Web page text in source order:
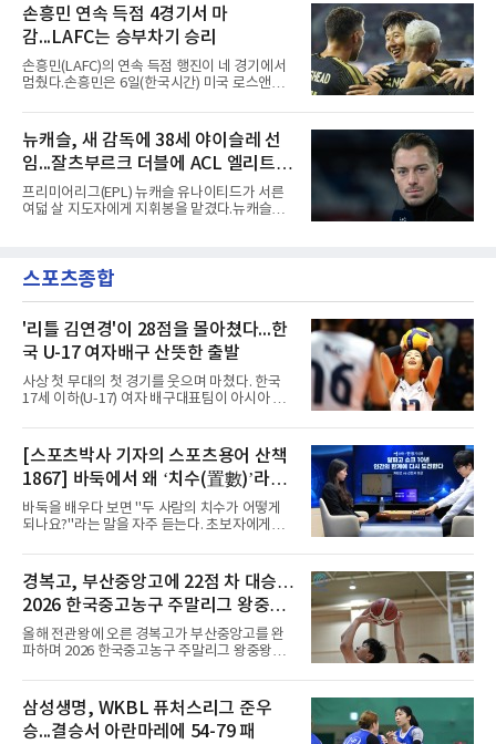
짧게 호흡을 맞춰 경기에 나선다.역할도 관심사
다. 유려한 탈압박과
원고 시절 주축으로 활약하며 지난해 전국고등
리그와 추계전국고등대회 우승에 기여했고, 올
해 연세대 진학 후에는 춘계한산대첩기대학대회
정상에 올랐다. 2024년에는 17세 이하(U-17) 대
표팀 훈련에도 소집됐다.김슬기는 입단하게 돼
기쁘고 영광이라며 프로 무대에서도 성장해 팀
손흥민 연속 득점 4경기서 마
감...LAFC는 승부차기 승리
손흥민(LAFC)의 연속 득점 행진이 네 경기에서
멈췄다.손흥민은 6일(한국시간) 미국 로스앤젤
컵 리그 페이즈 1차전 치바스 과달라하라(멕시
코)전에 선발 출전했으나 공격포인트 없이 후반
41분 타일러 보이드와 교체됐다. 이날 골을 넣었
다면 공식전 5경기 연속 득점이었다. 다만 메이
저리그사커(MLS)에서 이어온 4경기 연속골 기
록은 유지된다.경기는 팽팽했다. 전반 38분 다비
드 마르티네스의 땅볼 크로스를 드니 부앙가가
으로 골대 오른쪽 하단을 찔러 균형을 맞췄다.승
부는 승부차기로 갈렸다. LAFC는
뉴캐슬, 새 감독에 38세 야이슬레 선
임...잘츠부르크 더블에 ACL 엘리트 2
연패 경력
프리미어리그(EPL) 뉴캐슬 유나이티드가 서른
여덟 살 지도자에게 지휘봉을 맡겼다.뉴캐슬은
럽 축구계에서 가장 촉망받는 젊은 감독을 데려
왔다고 밝혔다.이력은 이른 나이에 쌓였다. 서른
사령탑에 올라 첫 시즌 리그와 컵대회를 동시에
제패했고, 구단 역사상 처음으로 팀을 유럽축구
연맹(UEFA) 챔피언스리그 토너먼트에 올린 뒤
리그 2연패도 달성했다.아시아에서도 성과를 냈
다. 2023년 사우디아라비아 알아흘리로 옮겨
2024-2025시즌과 2025-2026시즌
스포츠종합
'리틀 김연경'이 28점을 몰아쳤다...한
국 U-17 여자배구 산뜻한 출발
사상 첫 무대의 첫 경기를 웃으며 마쳤다. 한국
17세 이하(U-17) 여자 배구대표팀이 아시아 챔
전을 승리로 장식했다.이승여 감독이 이끄는 한
국은 7일(한국시간) 칠레 로스 안데스의 리세오
믹스토 체육관에서 열린 2026 국제배구연맹
(FIVB) U-17 여자 세계선수권대회 조별리그 D조
1차전에서 푸에르토리코를 3-1(25-10 25-23
19-25 26-24)로 이겼다.승리의 중심에는 '리틀
김연경'으로 불리는 아웃사이드 히터 손서연(선
다. 장수인이 11점, 최민주가 8점, 어민서가 7점
으로 힘을 보탰다.승점 3을 챙긴 한
[스포츠박사 기자의 스포츠용어 산책
1867] 바둑에서 왜 ‘치수(置數)’라고
말할까
바둑을 배우다 보면 "두 사람의 치수가 어떻게
되나요?"라는 말을 자주 듣는다. 초보자에게는
'둘 치(置)'와 '셀 수(數)'를 쓴다. '돌을 놓는 수'라
는 의미이다. 두 사람이 대등하게 승부할 수 있도
록 약한 쪽에게 미리 흑돌을 놓아주는 개수를 가
리킨다. 오늘날의 접바둑에서 말하는 '두 점', '세
점'이 바로 치수다. (본 코너 1844회 ‘왜 '접바
둑'이라 말할까’ 참조)일본어에서도 같은 한자를
사용한다. 일본에서는 ‘置き石(오키이시, 놓는
우)’라는 용례도 문헌에서 확인된다. 다만 현대
일본
경복고, 부산중앙고에 22점 차 대승…
2026 한국중고농구 주말리그 왕중왕
전 첫 승 신고
올해 전관왕에 오른 경복고가 부산중앙고를 완
파하며 2026 한국중고농구 주말리그 왕중왕전
해남 우슬체육관에서 열린 대회 남고부 예선리
그 H조 1차전에서 부산중앙고를 98-76으로 제
압했다. 박지오가 26점, 김호원이 22점, 정우진
이 19점을 올리는 등 삼각편대의 고른 활약이 승
삼성생명, WKBL 퓨처스리그 준우
승...결승서 아란마레에 54-79 패